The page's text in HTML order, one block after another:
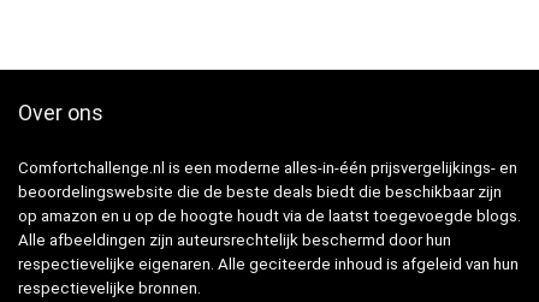
Over ons
Comfortchallenge.nl is een moderne alles-in-één prijsvergelijkings- en
beoordelingswebsite die de beste deals biedt die beschikbaar zijn
op amazon en u op de hoogte houdt via de laatst toegevoegde blogs.
Alle afbeeldingen zijn auteursrechtelijk beschermd door hun
respectievelijke eigenaren. Alle geciteerde inhoud is afgeleid van hun
respectievelijke bronnen.